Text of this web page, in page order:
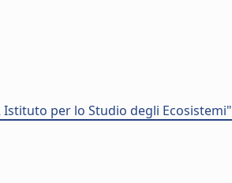
per lo Studio degli Ecosistemi"